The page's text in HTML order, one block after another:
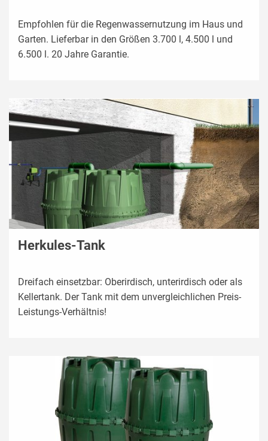
Empfohlen für die Regenwassernutzung im Haus und
Garten. Lieferbar in den Größen 3.700 l, 4.500 l und
6.500 l. 20 Jahre Garantie.
Herkules-Tank
Dreifach einsetzbar: Oberirdisch, unterirdisch oder als
Kellertank. Der Tank mit dem unvergleichlichen Preis-
Leistungs-Verhältnis!